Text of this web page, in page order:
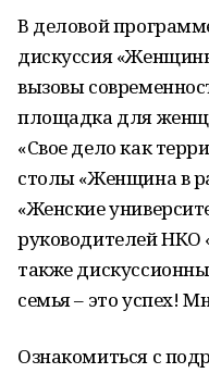
В деловой
дискуссия
вызовы
площадка для
«Свое дело как
столы «Женщина в
«Женские
руководителей НКО
также
семья – это успех!
Ознакомиться с